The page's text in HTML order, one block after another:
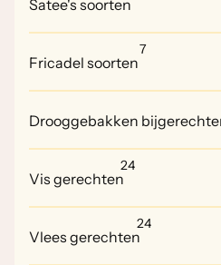
Satee's soorten
Fricadel soorten
7
Drooggebakken
Vis gerechten
24
Vlees gerechten
24